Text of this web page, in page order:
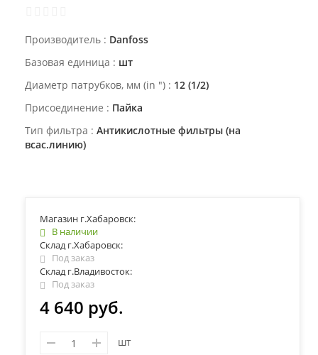
Производитель
Danfoss
Базовая единица
шт
Диаметр патрубков, мм (in ")
12 (1/2)
Присоединение
Пайка
Тип фильтра
Антикислотные фильтры (на
всас.линию)
Магазин г.Хабаровск:
В наличии
Склад г.Хабаровск:
Под заказ
Склад г.Владивосток:
Под заказ
4 640 руб.
шт